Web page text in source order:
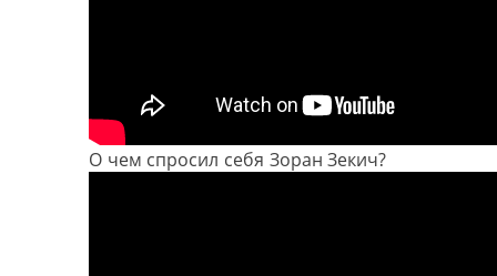
О чем спросил себя Зоран Зекич?